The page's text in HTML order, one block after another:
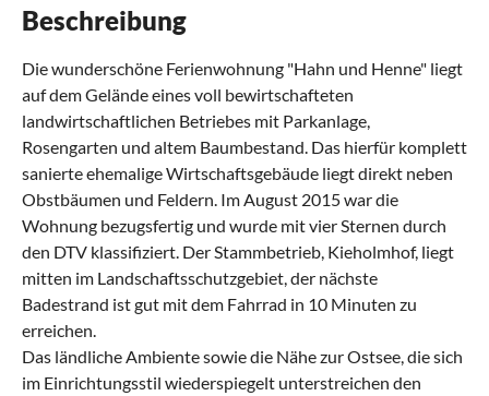
Beschreibung
Die wunderschöne Ferienwohnung "Hahn und Henne" liegt
auf dem Gelände eines voll bewirtschafteten
landwirtschaftlichen Betriebes mit Parkanlage,
Rosengarten und altem Baumbestand. Das hierfür komplett
sanierte ehemalige Wirtschaftsgebäude liegt direkt neben
Obstbäumen und Feldern. Im August 2015 war die
Wohnung bezugsfertig und wurde mit vier Sternen durch
den DTV klassifiziert. Der Stammbetrieb, Kieholmhof, liegt
mitten im Landschaftsschutzgebiet, der nächste
Badestrand ist gut mit dem Fahrrad in 10 Minuten zu
erreichen.
Das ländliche Ambiente sowie die Nähe zur Ostsee, die sich
im Einrichtungsstil wiederspiegelt unterstreichen den